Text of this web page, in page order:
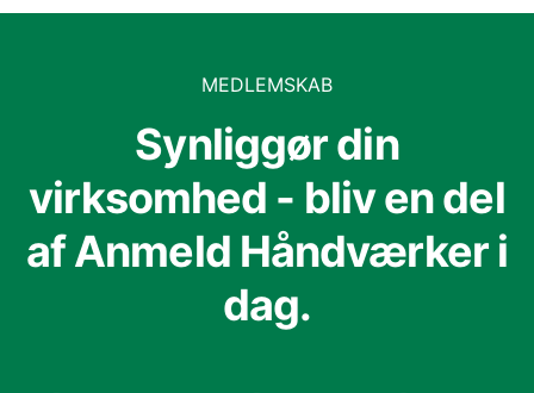
MEDLEMSKAB
Synliggør din
virksomhed - bliv en del
af Anmeld Håndværker i
dag.